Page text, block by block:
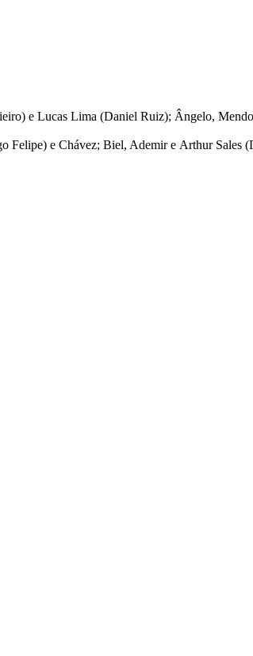
e Lucas Lima (Daniel Ruiz); Ângelo,
e Chávez; Biel, Ademir e Arthur Sales